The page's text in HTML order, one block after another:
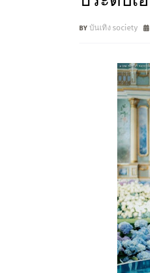
บันเทิง society